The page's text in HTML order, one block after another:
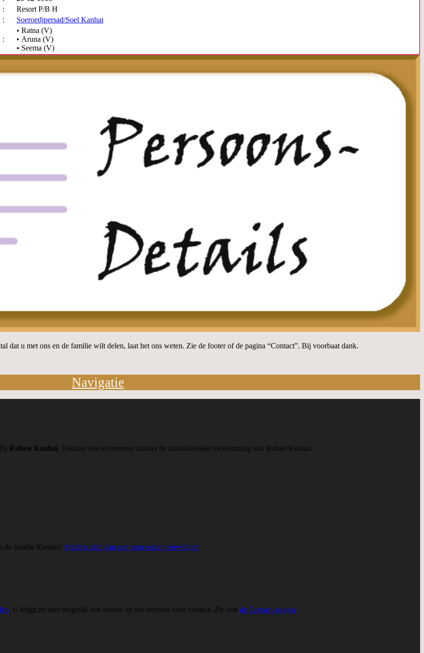
:
Resort P/B H
: Soeroedjpersad/Soel Kanhai
:
• Ratna (V)
• Aruna (V)
• Seema (V)
dat u met ons en de familie wilt delen, laat het ons weten. Zie de footer of de pagina “Contact”. Bij voorbaat dank.
Navigatie
Ruben Kanhai. Teksten niet overnemen zonder de uitdrukkelijke toestemming van Ruben Kanhai.
de familie Kanhai? Meldt u zich dan aan voor onze nieuwsbrief.
. U krijgt zo snel mogelijk een reactie op uw verzoek voor contact. Zie ook de Contact-pagina.